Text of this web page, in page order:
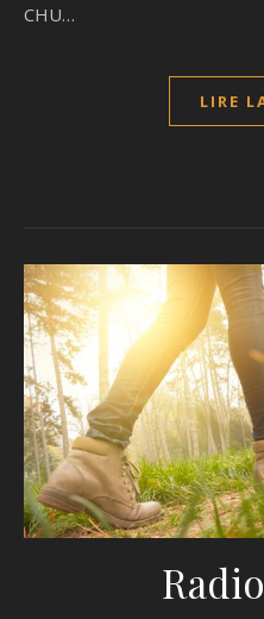
CHU…
LIRE